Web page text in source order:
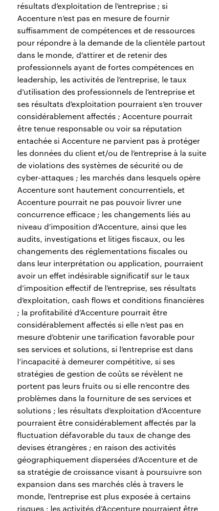
résultats d’exploitation de l’entreprise ; si
Accenture n’est pas en mesure de fournir
suffisamment de compétences et de ressources
pour répondre à la demande de la clientèle partout
dans le monde, d’attirer et de retenir des
professionnels ayant de fortes compétences en
leadership, les activités de l’entreprise, le taux
d’utilisation des professionnels de l’entreprise et
ses résultats d’exploitation pourraient s’en trouver
considérablement affectés ; Accenture pourrait
être tenue responsable ou voir sa réputation
entachée si Accenture ne parvient pas à protéger
les données du client et/ou de l’entreprise à la suite
de violations des systèmes de sécurité ou de
cyber-attaques ; les marchés dans lesquels opère
Accenture sont hautement concurrentiels, et
Accenture pourrait ne pas pouvoir livrer une
concurrence efficace ; les changements liés au
niveau d’imposition d’Accenture, ainsi que les
audits, investigations et litiges fiscaux, ou les
changements des réglementations fiscales ou
dans leur interprétation ou application, pourraient
avoir un effet indésirable significatif sur le taux
d’imposition effectif de l’entreprise, ses résultats
d’exploitation, cash flows et conditions financières
; la profitabilité d’Accenture pourrait être
considérablement affectés si elle n’est pas en
mesure d’obtenir une tarification favorable pour
ses services et solutions, si l’entreprise est dans
l’incapacité à demeurer compétitive, si ses
stratégies de gestion de coûts se révèlent ne
portent pas leurs fruits ou si elle rencontre des
problèmes dans la fourniture de ses services et
solutions ; les résultats d’exploitation d’Accenture
pourraient être considérablement affectés par la
fluctuation défavorable du taux de change des
devises étrangères ; en raison des activités
géographiquement dispersées d’Accenture et de
sa stratégie de croissance visant à poursuivre son
expansion dans ses marchés clés à travers le
monde, l’entreprise est plus exposée à certains
risques ; les activités d’Accenture pourraient être